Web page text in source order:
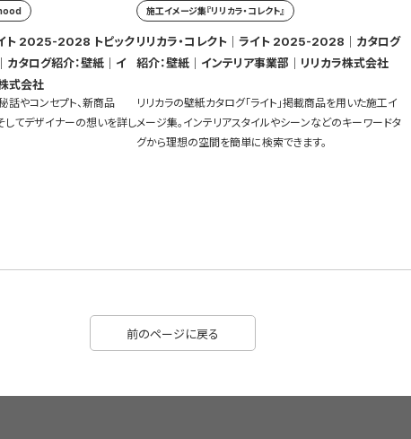
ト 2025-2028 トピック
式会社
話やコンセプト、新商品
してデザイナーの想いを詳し
施工イメージ集『リリカラ・コレクト』
リリカラ・コレクト｜ライト 2025-2028｜カタログ
紹介：壁紙｜インテリア事業部｜リリカラ株式会社
リリカラの壁紙カタログ「ライト」掲載商品を用いた施工イ
メージ集。インテリアスタイルやシーンなどのキーワードタ
グから理想の空間を簡単に検索できます。
前のページに戻る